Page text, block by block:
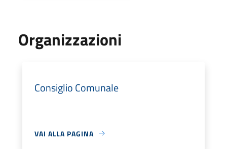
Organizzazioni
Consiglio Comunale
VAI ALLA PAGINA